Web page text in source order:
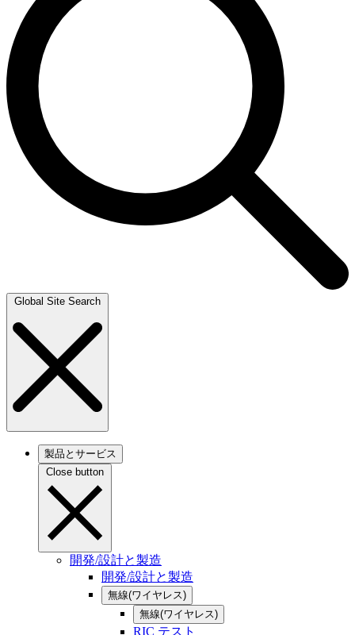
Global Site Search
製品とサービス
Close button
開発/設計と製造
開発/設計と製造
無線(ワイヤレス)
無線(ワイヤレス)
RIC テスト